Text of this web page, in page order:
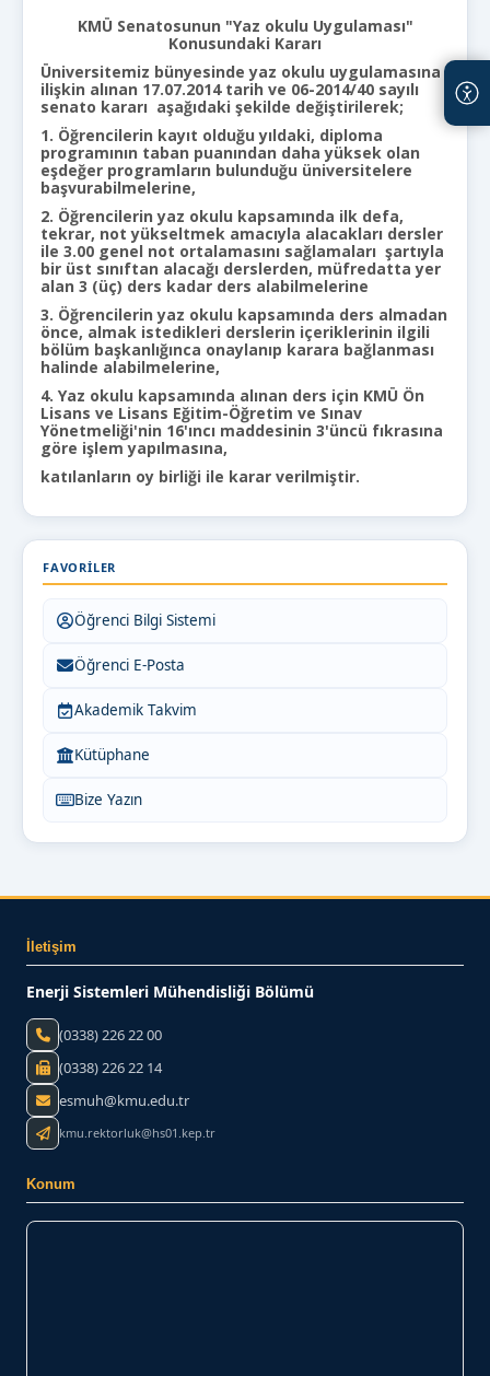
KMÜ Senatosunun "Yaz okulu Uygulaması"
Konusundaki Kararı
Üniversitemiz bünyesinde yaz okulu uygulamasına
ilişkin alınan 17.07.2014 tarih ve 06-2014/40 sayılı
senato kararı aşağıdaki şekilde değiştirilerek;
1. Öğrencilerin kayıt olduğu yıldaki, diploma
programının taban puanından daha yüksek olan
eşdeğer programların bulunduğu üniversitelere
başvurabilmelerine,
2. Öğrencilerin yaz okulu kapsamında ilk defa,
tekrar, not yükseltmek amacıyla alacakları dersler
ile 3.00 genel not ortalamasını sağlamaları şartıyla
bir üst sınıftan alacağı derslerden, müfredatta yer
alan 3 (üç) ders kadar ders alabilmelerine
3. Öğrencilerin yaz okulu kapsamında ders almadan
önce, almak istedikleri derslerin içeriklerinin ilgili
bölüm başkanlığınca onaylanıp karara bağlanması
halinde alabilmelerine,
4. Yaz okulu kapsamında alınan ders için KMÜ Ön
Lisans ve Lisans Eğitim-Öğretim ve Sınav
Yönetmeliği'nin 16'ıncı maddesinin 3'üncü fıkrasına
göre işlem yapılmasına,
katılanların oy birliği ile karar verilmiştir.
FAVORILER
Öğrenci Bilgi Sistemi
Öğrenci E-Posta
Akademik Takvim
Kütüphane
Bize Yazın
İletişim
Enerji Sistemleri Mühendisliği Bölümü
(0338) 226 22 00
(0338) 226 22 14
esmuh@kmu.edu.tr
kmu.rektorluk@hs01.kep.tr
Konum